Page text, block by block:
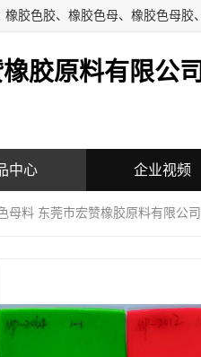
胶原料有限公司
中心 企业视频
母料 东莞市宏赞橡胶原料有限公司